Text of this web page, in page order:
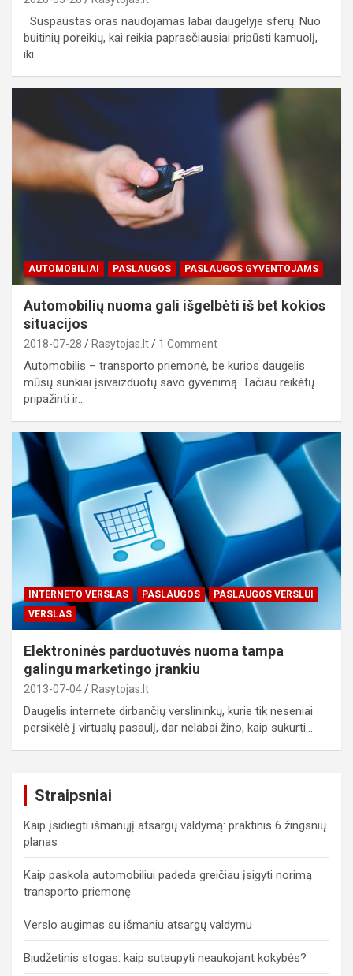
Suspaustas oras naudojamas labai daugelyje sferų. Nuo
buitinių poreikių, kai reikia paprasčiausiai pripūsti kamuolį,
iki…
AUTOMOBILIAI PASLAUGOS PASLAUGOS GYVENTOJAMS
Automobilių nuoma gali išgelbėti iš bet kokios
situacijos
2018-07-28 Rasytojas.lt 1 Comment
Automobilis – transporto priemonė, be kurios daugelis
mūsų sunkiai įsivaizduotų savo gyvenimą. Tačiau reikėtų
pripažinti ir…
INTERNETO VERSLAS PASLAUGOS
PASLAUGOS VERSLUI
VERSLAS
Elektroninės parduotuvės nuoma tampa
galingu marketingo įrankiu
2013-07-04 Rasytojas.lt
Daugelis internete dirbančių verslininkų, kurie tik neseniai
persikėlė į virtualų pasaulį, dar nelabai žino, kaip sukurti…
Straipsniai
Kaip įsidiegti išmanųjį atsargų valdymą: praktinis 6 žingsnių
planas
Kaip paskola automobiliui padeda greičiau įsigyti norimą
transporto priemonę
Verslo augimas su išmaniu atsargų valdymu
Biudžetinis stogas: kaip sutaupyti neaukojant kokybės?